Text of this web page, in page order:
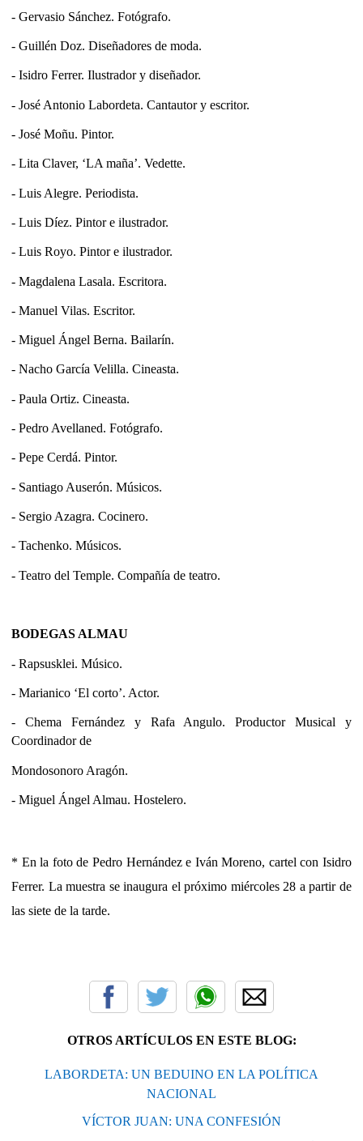
- Gervasio Sánchez. Fotógrafo.
- Guillén Doz. Diseñadores de moda.
- Isidro Ferrer. Ilustrador y diseñador.
- José Antonio Labordeta. Cantautor y escritor.
- José Moñu. Pintor.
- Lita Claver, ‘LA maña’. Vedette.
- Luis Alegre. Periodista.
- Luis Díez. Pintor e ilustrador.
- Luis Royo. Pintor e ilustrador.
- Magdalena Lasala. Escritora.
- Manuel Vilas. Escritor.
- Miguel Ángel Berna. Bailarín.
- Nacho García Velilla. Cineasta.
- Paula Ortiz. Cineasta.
- Pedro Avellaned. Fotógrafo.
- Pepe Cerdá. Pintor.
- Santiago Auserón. Músicos.
- Sergio Azagra. Cocinero.
- Tachenko. Músicos.
- Teatro del Temple. Compañía de teatro.
BODEGAS ALMAU
- Rapsusklei. Músico.
- Marianico ‘El corto’. Actor.
- Chema Fernández y Rafa Angulo. Productor Musical y
Coordinador de
Mondosonoro Aragón.
- Miguel Ángel Almau. Hostelero.
* En la foto de Pedro Hernández e Iván Moreno, cartel con Isidro
Ferrer. La muestra se inaugura el próximo miércoles 28 a partir de
las siete de la tarde.
OTROS ARTÍCULOS EN ESTE BLOG:
LABORDETA: UN BEDUINO EN LA POLÍTICA
NACIONAL
VÍCTOR JUAN: UNA CONFESIÓN